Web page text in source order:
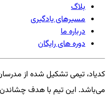
بلاگ
مسیرهای یادگیری
درباره ما
دوره های رایگان
کدیاد، تیمی تشکیل شده از
می‌باشد. این تیم با هدف